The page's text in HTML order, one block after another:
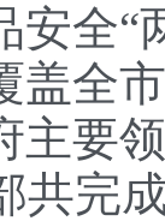
安全“
盖全
主要
共完